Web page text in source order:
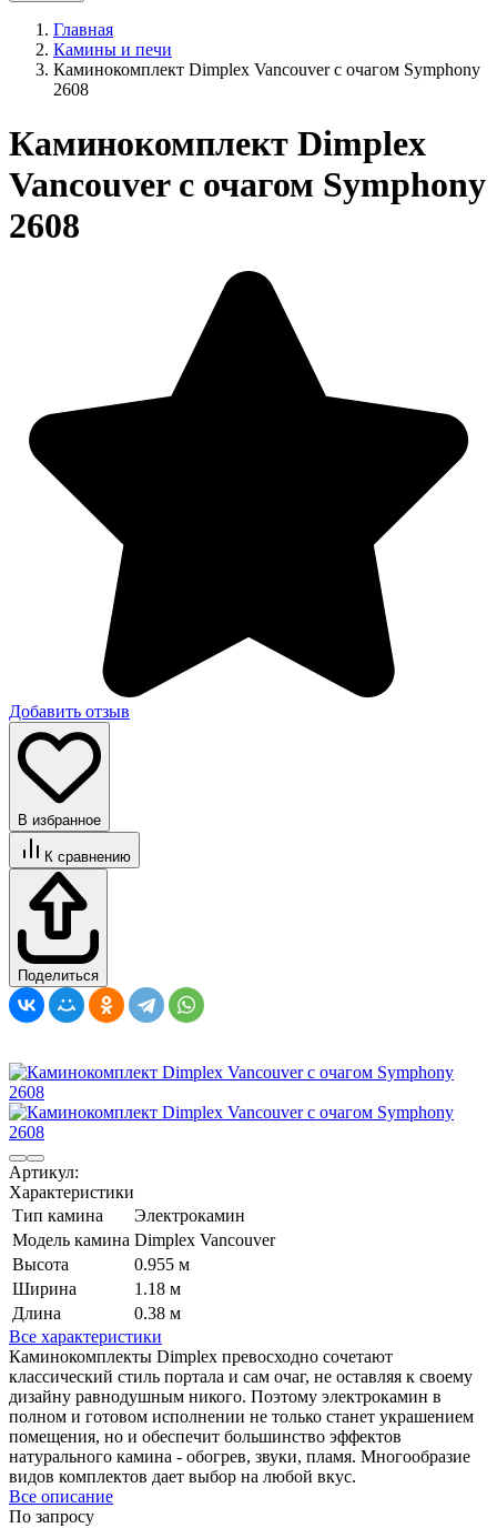
Главная
Камины и печи
Каминокомплект Dimplex Vancouver с очагом Symphony
2608
Каминокомплект Dimplex
Vancouver с очагом Symphony
2608
Добавить отзыв
В избранное
К сравнению
Поделиться
Артикул:
Характеристики
Тип камина
Электрокамин
Модель камина Dimplex Vancouver
Высота
0.955 м
Ширина
1.18 м
Длина
0.38 м
Все характеристики
Каминокомплекты Dimplex превосходно сочетают
классический стиль портала и сам очаг, не оставляя к своему
дизайну равнодушным никого. Поэтому электрокамин в
полном и готовом исполнении не только станет украшением
помещения, но и обеспечит большинство эффектов
натурального камина - обогрев, звуки, пламя. Многообразие
видов комплектов дает выбор на любой вкус.
Все описание
По запросу